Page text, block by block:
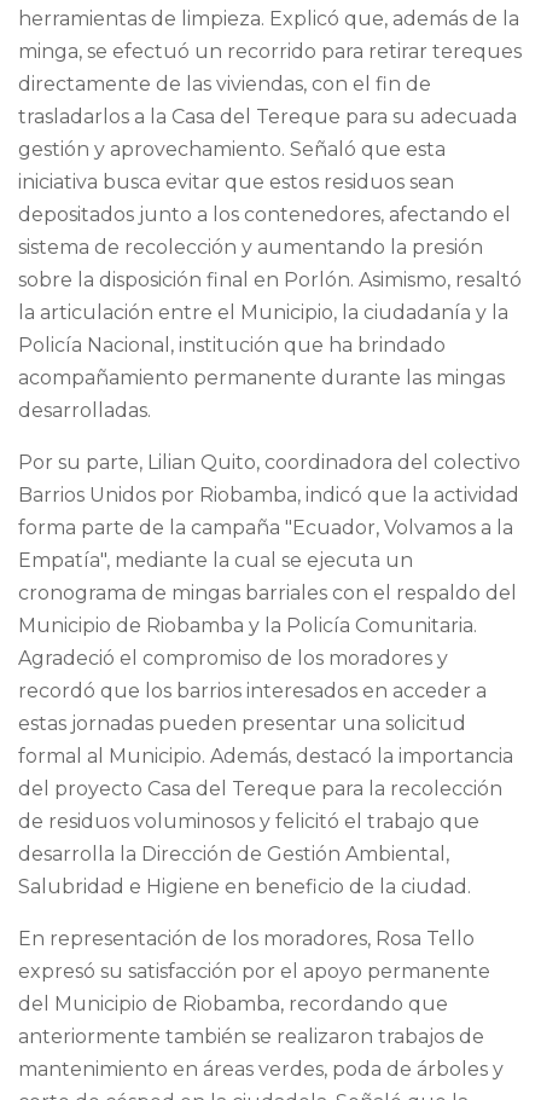
herramientas de limpieza. Explicó que, además de la
minga, se efectuó un recorrido para retirar tereques
directamente de las viviendas, con el fin de
trasladarlos a la Casa del Tereque para su adecuada
gestión y aprovechamiento. Señaló que esta
iniciativa busca evitar que estos residuos sean
depositados junto a los contenedores, afectando el
sistema de recolección y aumentando la presión
sobre la disposición final en Porlón. Asimismo, resaltó
la articulación entre el Municipio, la ciudadanía y la
Policía Nacional, institución que ha brindado
acompañamiento permanente durante las mingas
desarrolladas.
Por su parte, Lilian Quito, coordinadora del colectivo
Barrios Unidos por Riobamba, indicó que la actividad
forma parte de la campaña "Ecuador, Volvamos a la
Empatía", mediante la cual se ejecuta un
cronograma de mingas barriales con el respaldo del
Municipio de Riobamba y la Policía Comunitaria.
Agradeció el compromiso de los moradores y
recordó que los barrios interesados en acceder a
estas jornadas pueden presentar una solicitud
formal al Municipio. Además, destacó la importancia
del proyecto Casa del Tereque para la recolección
de residuos voluminosos y felicitó el trabajo que
desarrolla la Dirección de Gestión Ambiental,
Salubridad e Higiene en beneficio de la ciudad.
En representación de los moradores, Rosa Tello
expresó su satisfacción por el apoyo permanente
del Municipio de Riobamba, recordando que
anteriormente también se realizaron trabajos de
mantenimiento en áreas verdes, poda de árboles y